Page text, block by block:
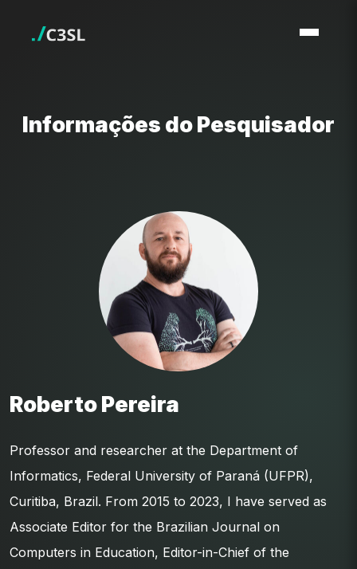
Informações do Pesquisador
Roberto Pereira
Professor and researcher at the Department of
Informatics, Federal University of Paraná (UFPR),
Curitiba, Brazil. From 2015 to 2023, I have served as
Associate Editor for the Brazilian Journal on
Computers in Education, Editor-in-Chief of the